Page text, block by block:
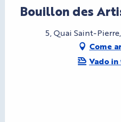
Bouillon des
5, Quai Saint-
Come
Vado